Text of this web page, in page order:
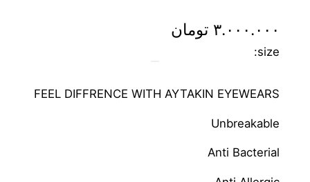
۳.۰۰۰.۰۰۰ تومان
size:
FEEL DIFFRENCE WITH AYTAKIN EYEWEARS
Unbreakable
Anti Bacterial